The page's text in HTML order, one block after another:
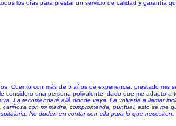
los días para prestar un servicio de calidad y garantía
Cuento con más de 5 años de experiencia, prestado mis
considero una persona polivalente, dado que me adapto a
La recomendaré allá donde vaya. La volvería a llamar
con mi madre, comprometida, puntual, esto se me
No duden en contar con ella para lo que